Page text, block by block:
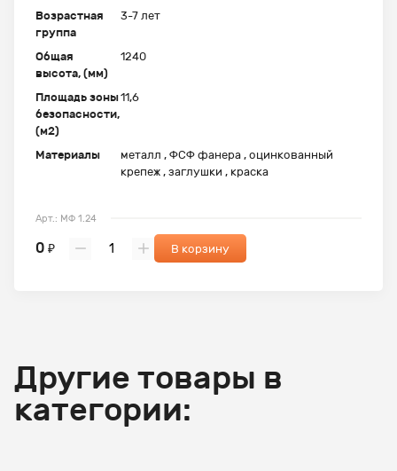
Возрастная
группа
3-7 лет
Общая
высота, (мм)
1240
Площадь зоны
безопасности,
(м2)
11,6
Материалы
металл , ФСФ фанера , оцинкованный
крепеж , заглушки , краска
Арт.: МФ 1.24
0 ₽ В корзину
Другие товары в
категории: